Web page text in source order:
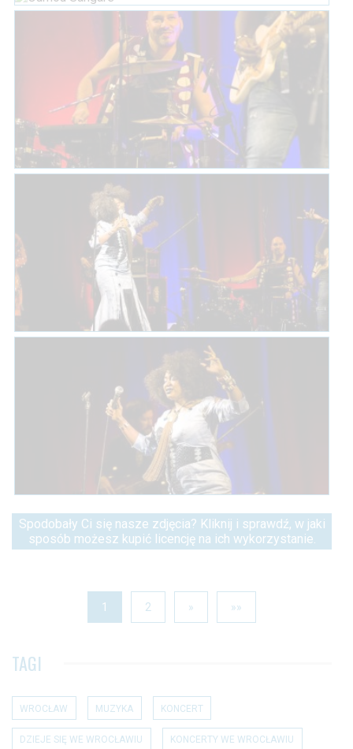
Spodobały Ci się nasze zdjęcia? Kliknij i sprawdź, w jaki
sposób możesz kupić licencję na ich wykorzystanie.
1 2 » »»
TAGI
WROCŁAW MUZYKA KONCERT
DZIEJE SIĘ WE WROCŁAWIU KONCERTY WE WROCŁAWIU